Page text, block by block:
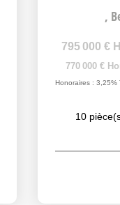
299 000 €
285 000 €
Honoraires :